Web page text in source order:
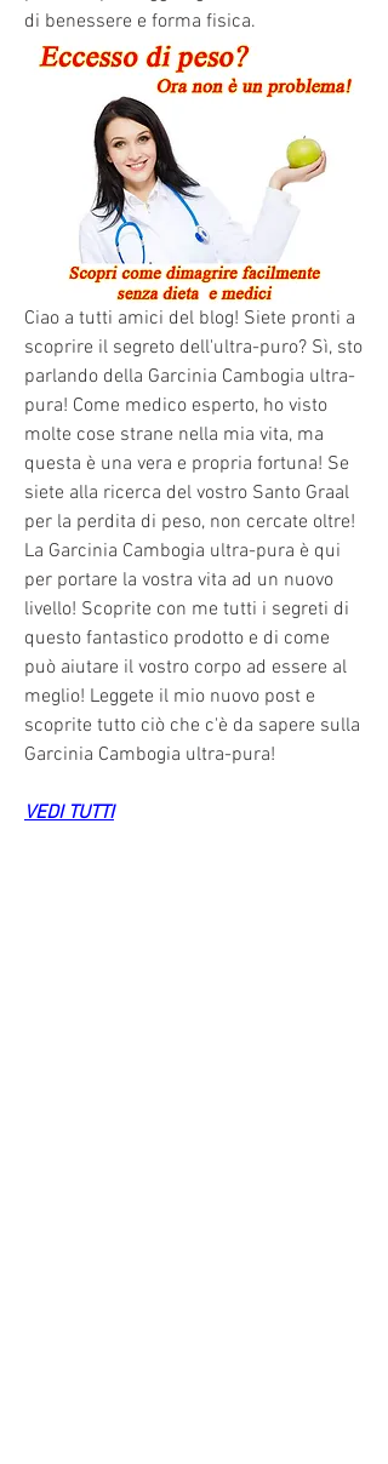
di benessere e forma fisica.
Ciao a tutti amici del blog! Siete pronti a
scoprire il segreto dell'ultra-puro? Sì, sto
parlando della Garcinia Cambogia ultra-
pura! Come medico esperto, ho visto
molte cose strane nella mia vita, ma
questa è una vera e propria fortuna! Se
siete alla ricerca del vostro Santo Graal
per la perdita di peso, non cercate oltre!
La Garcinia Cambogia ultra-pura è qui
per portare la vostra vita ad un nuovo
livello! Scoprite con me tutti i segreti di
questo fantastico prodotto e di come
può aiutare il vostro corpo ad essere al
meglio! Leggete il mio nuovo post e
scoprite tutto ciò che c'è da sapere sulla
Garcinia Cambogia ultra-pura!
VEDI TUTTI